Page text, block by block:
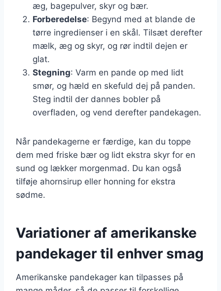
æg, bagepulver, skyr og bær.
Forberedelse: Begynd med at blande de
tørre ingredienser i en skål. Tilsæt derefter
mælk, æg og skyr, og rør indtil dejen er
glat.
Stegning: Varm en pande op med lidt
smør, og hæld en skefuld dej på panden.
Steg indtil der dannes bobler på
overfladen, og vend derefter pandekagen.
Når pandekagerne er færdige, kan du toppe
dem med friske bær og lidt ekstra skyr for en
sund og lækker morgenmad. Du kan også
tilføje ahornsirup eller honning for ekstra
sødme.
Variationer af amerikanske
pandekager til enhver smag
Amerikanske pandekager kan tilpasses på